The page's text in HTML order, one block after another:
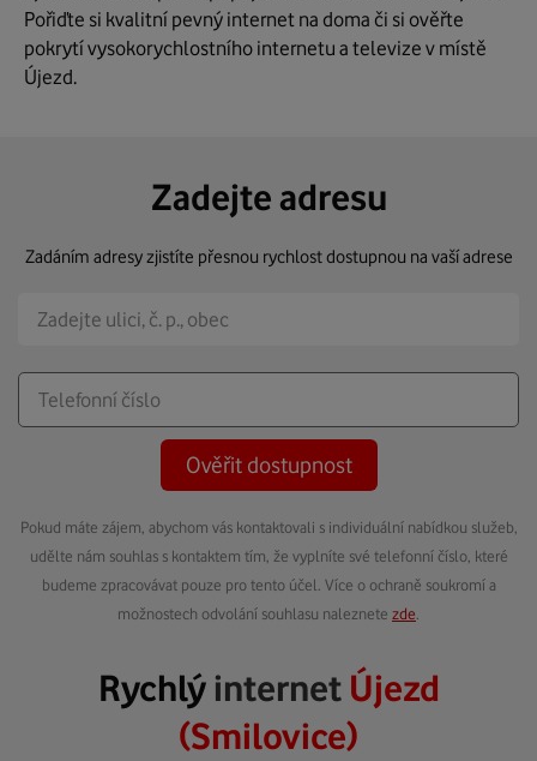
Pořiďte si kvalitní pevný internet na doma či si ověřte
pokrytí vysokorychlostního internetu a televize v místě
Újezd.
Zadejte adresu
Zadáním adresy zjistíte přesnou rychlost dostupnou na vaší adrese
Ověřit dostupnost
Pokud máte zájem, abychom vás kontaktovali s individuální nabídkou služeb,
udělte nám souhlas s kontaktem tím, že vyplníte své telefonní číslo, které
budeme zpracovávat pouze pro tento účel. Více o ochraně soukromí a
možnostech odvolání souhlasu naleznete zde
Rychlýinternet Újezd
(Smilovice)